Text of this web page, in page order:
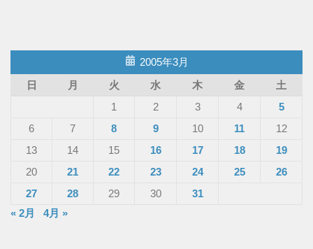
2005年3月
日
月 火 水 木 金
土
1
2 3 4
5
6
7 8 9 10 11
12
13
14 15 16 17 18
19
20
21 22 23 24 25
26
27
28 29 30
31
« 2月
4月 »